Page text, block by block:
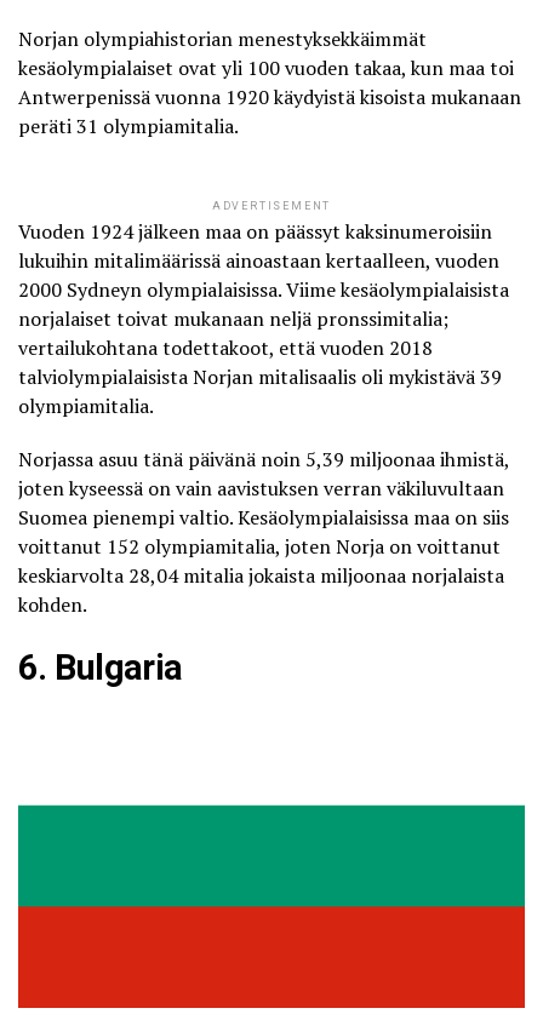
Norjan olympiahistorian menestyksekkäimmät
kesäolympialaiset ovat yli 100 vuoden takaa, kun maa toi
Antwerpenissä vuonna 1920 käydyistä kisoista mukanaan
peräti 31 olympiamitalia.
ADVERTISEMENT
Vuoden 1924 jälkeen maa on päässyt kaksinumeroisiin
lukuihin mitalimäärissä ainoastaan kertaalleen, vuoden
2000 Sydneyn olympialaisissa. Viime kesäolympialaisista
norjalaiset toivat mukanaan neljä pronssimitalia;
vertailukohtana todettakoot, että vuoden 2018
talviolympialaisista Norjan mitalisaalis oli mykistävä 39
olympiamitalia.
Norjassa asuu tänä päivänä noin 5,39 miljoonaa ihmistä,
joten kyseessä on vain aavistuksen verran väkiluvultaan
Suomea pienempi valtio. Kesäolympialaisissa maa on siis
voittanut 152 olympiamitalia, joten Norja on voittanut
keskiarvolta 28,04 mitalia jokaista miljoonaa norjalaista
kohden.
6. Bulgaria